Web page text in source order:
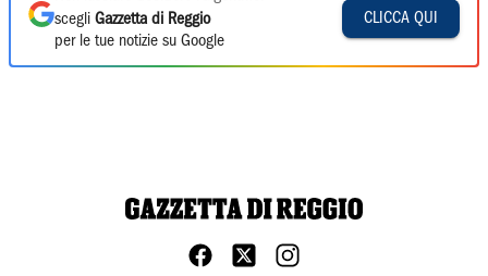
scegli Gazzetta di Reggio
per le tue notizie su Google
CLICCA QUI